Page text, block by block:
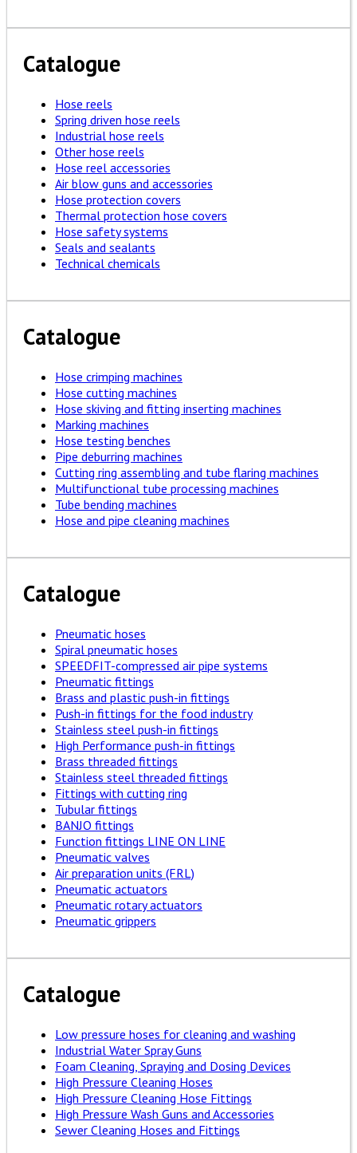
Catalogue
Hose reels
Spring driven hose reels
Industrial hose reels
Other hose reels
Hose reel accessories
Air blow guns and accessories
Hose protection covers
Thermal protection hose covers
Hose safety systems
Seals and sealants
Technical chemicals
Catalogue
Hose crimping machines
Hose cutting machines
Hose skiving and fitting inserting machines
Marking machines
Hose testing benches
Pipe deburring machines
Cutting ring assembling and tube flaring machines
Multifunctional tube processing machines
Tube bending machines
Hose and pipe cleaning machines
Catalogue
Pneumatic hoses
Spiral pneumatic hoses
SPEEDFIT-compressed air pipe systems
Pneumatic fittings
Brass and plastic push-in fittings
Push-in fittings for the food industry
Stainless steel push-in fittings
High Performance push-in fittings
Brass threaded fittings
Stainless steel threaded fittings
Fittings with cutting ring
Tubular fittings
BANJO fittings
Function fittings LINE ON LINE
Pneumatic valves
Air preparation units (FRL)
Pneumatic actuators
Pneumatic rotary actuators
Pneumatic grippers
Catalogue
Low pressure hoses for cleaning and washing
Industrial Water Spray Guns
Foam Cleaning, Spraying and Dosing Devices
High Pressure Cleaning Hoses
High Pressure Cleaning Hose Fittings
High Pressure Wash Guns and Accessories
Sewer Cleaning Hoses and Fittings